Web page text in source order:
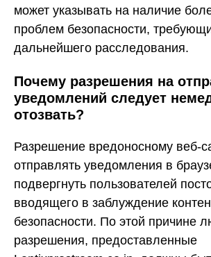
может указывать на наличие
проблем безопасности,
дальнейшего расследования.
Почему разрешения на
уведомлений следует
отозвать?
Разрешение вредоносному веб-
отправлять уведомления в
подвергнуть пользователей
вводящего в заблуждение
безопасности. По этой причине
разрешения, предоставленные